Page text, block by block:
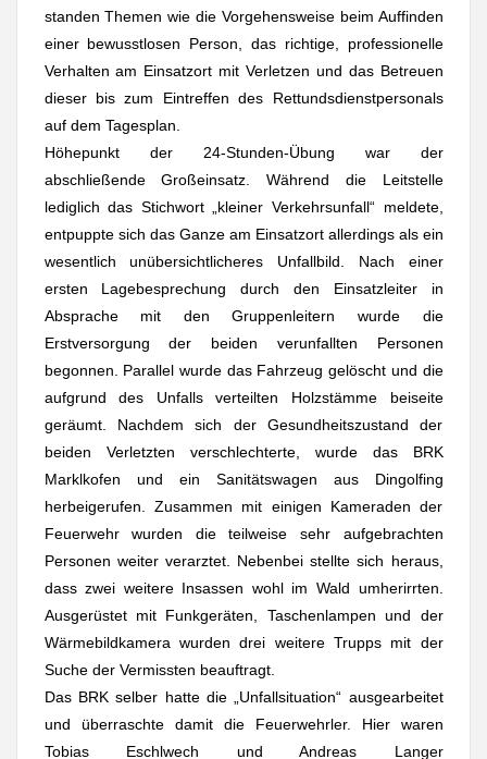
standen Themen wie die Vorgehensweise beim Auffinden
einer bewusstlosen Person, das richtige, professionelle
Verhalten am Einsatzort mit Verletzen und das Betreuen
dieser bis zum Eintreffen des Rettundsdienstpersonals
auf dem Tagesplan.
Höhepunkt der 24-Stunden-Übung war der
abschließende Großeinsatz. Während die Leitstelle
lediglich das Stichwort „kleiner Verkehrsunfall“ meldete,
entpuppte sich das Ganze am Einsatzort allerdings als ein
wesentlich unübersichtlicheres Unfallbild. Nach einer
ersten Lagebesprechung durch den Einsatzleiter in
Absprache mit den Gruppenleitern wurde die
Erstversorgung der beiden verunfallten Personen
begonnen. Parallel wurde das Fahrzeug gelöscht und die
aufgrund des Unfalls verteilten Holzstämme beiseite
geräumt. Nachdem sich der Gesundheitszustand der
beiden Verletzten verschlechterte, wurde das BRK
Marklkofen und ein Sanitätswagen aus Dingolfing
herbeigerufen. Zusammen mit einigen Kameraden der
Feuerwehr wurden die teilweise sehr aufgebrachten
Personen weiter verarztet. Nebenbei stellte sich heraus,
dass zwei weitere Insassen wohl im Wald umherirrten.
Ausgerüstet mit Funkgeräten, Taschenlampen und der
Wärmebildkamera wurden drei weitere Trupps mit der
Suche der Vermissten beauftragt.
Das BRK selber hatte die „Unfallsituation“ ausgearbeitet
und überraschte damit die Feuerwehrler. Hier waren
Tobias Eschlwech und Andreas Langer